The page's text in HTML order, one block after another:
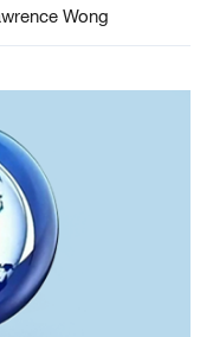
Wong